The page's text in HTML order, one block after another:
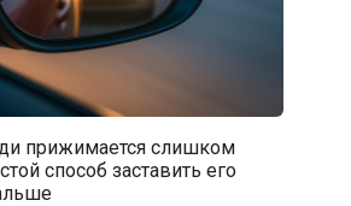
прижимается слишком
способ заставить его